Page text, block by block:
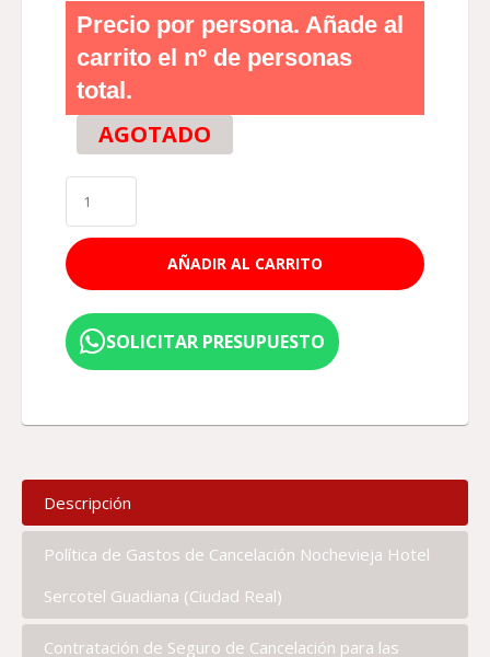
Precio por persona. Añade al
carrito el nº de personas
total.
AGOTADO
AÑADIR AL CARRITO
SOLICITAR PRESUPUESTO
Descripción
Política de Gastos de Cancelación Nochevieja Hotel
Sercotel Guadiana (Ciudad Real)
Contratación de Seguro de Cancelación para las